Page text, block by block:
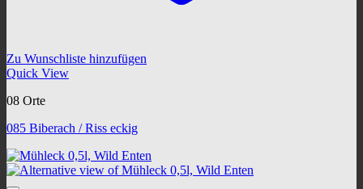
Zu Wunschliste hinzufügen
Quick View
08 Orte
085 Biberach / Riss eckig